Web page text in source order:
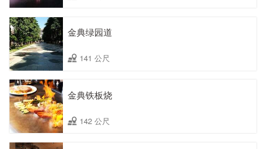
金典绿园道
141 公尺
金典铁板烧
142 公尺